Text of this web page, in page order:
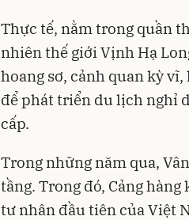
Thực tế, nằm trong quần
nhiên thế giới Vịnh Hạ
hoang sơ, cảnh quan kỳ
để phát triển du lịch nghỉ
cấp.
Trong những năm qua,
tầng. Trong đó, Cảng
tư nhân đầu tiên của Việt